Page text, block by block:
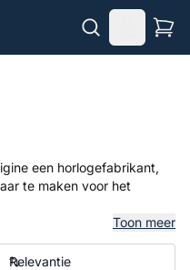
een horlogefabrikant,
te maken voor het
Toon meer